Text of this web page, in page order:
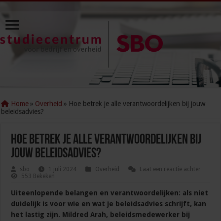
Home » Overheid » Hoe betrek je alle verantwoordelijken bij jouw
beleidsadvies?
Hoe betrek je alle verantwoordelijken bij
jouw beleidsadvies?
sbo 1 juli 2024 Overheid
Laat een reactie achter
553 Bekeken
Uiteenlopende belangen en verantwoordelijken: als niet
duidelijk is voor wie en wat je beleidsadvies schrijft, kan
het lastig zijn. Mildred Arah, beleidsmedewerker bij